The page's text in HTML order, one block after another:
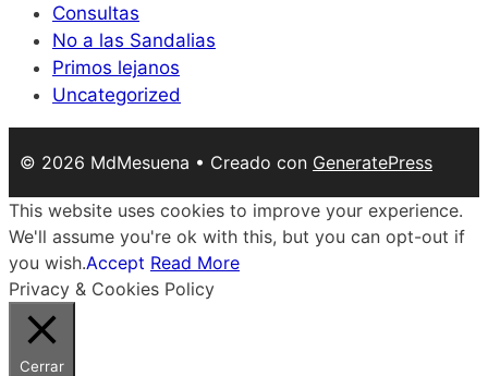
Consultas
No a las Sandalias
Primos lejanos
Uncategorized
© 2026 MdMesuena • Creado con GeneratePress
This website uses cookies to improve your experience.
We'll assume you're ok with this, but you can opt-out if
you wish.Accept Read More
Privacy & Cookies Policy
Cerrar